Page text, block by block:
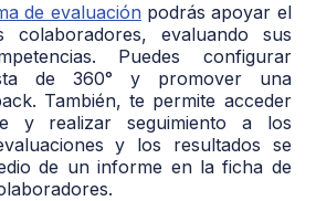
de evaluación podrás apoyar el
colaboradores, evaluando sus
Puedes configurar
de 360° y promover una
También, te permite acceder
y realizar seguimiento a los
y los resultados se
de un informe en la ficha de